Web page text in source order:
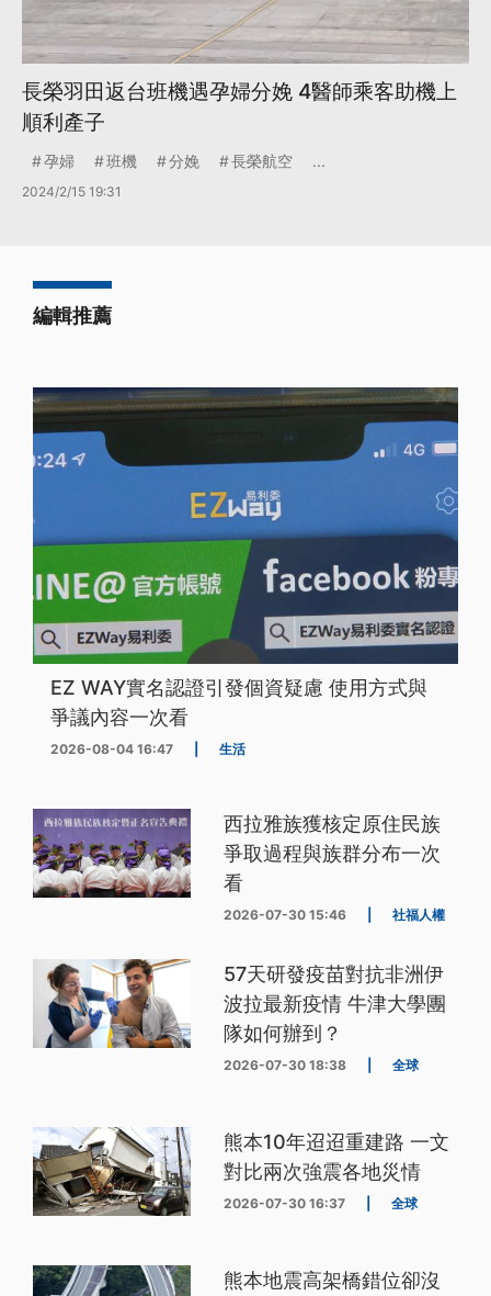
長榮羽田返台班機遇孕婦分娩 4醫師乘客助機上
順利產子
孕婦 班機 分娩 長榮航空 ...
2024/2/15 19:31
編輯推薦
EZ WAY實名認證引發個資疑慮 使用方式與
爭議內容一次看
2026-08-04 16:47 生活
西拉雅族獲核定原住民族
爭取過程與族群分布一次
看
2026-07-30 15:46 社福人權
57天研發疫苗對抗非洲伊
波拉最新疫情 牛津大學團
隊如何辦到？
2026-07-30 18:38 全球
熊本10年迢迢重建路 一文
對比兩次強震各地災情
2026-07-30 16:37 全球
熊本地震高架橋錯位卻沒